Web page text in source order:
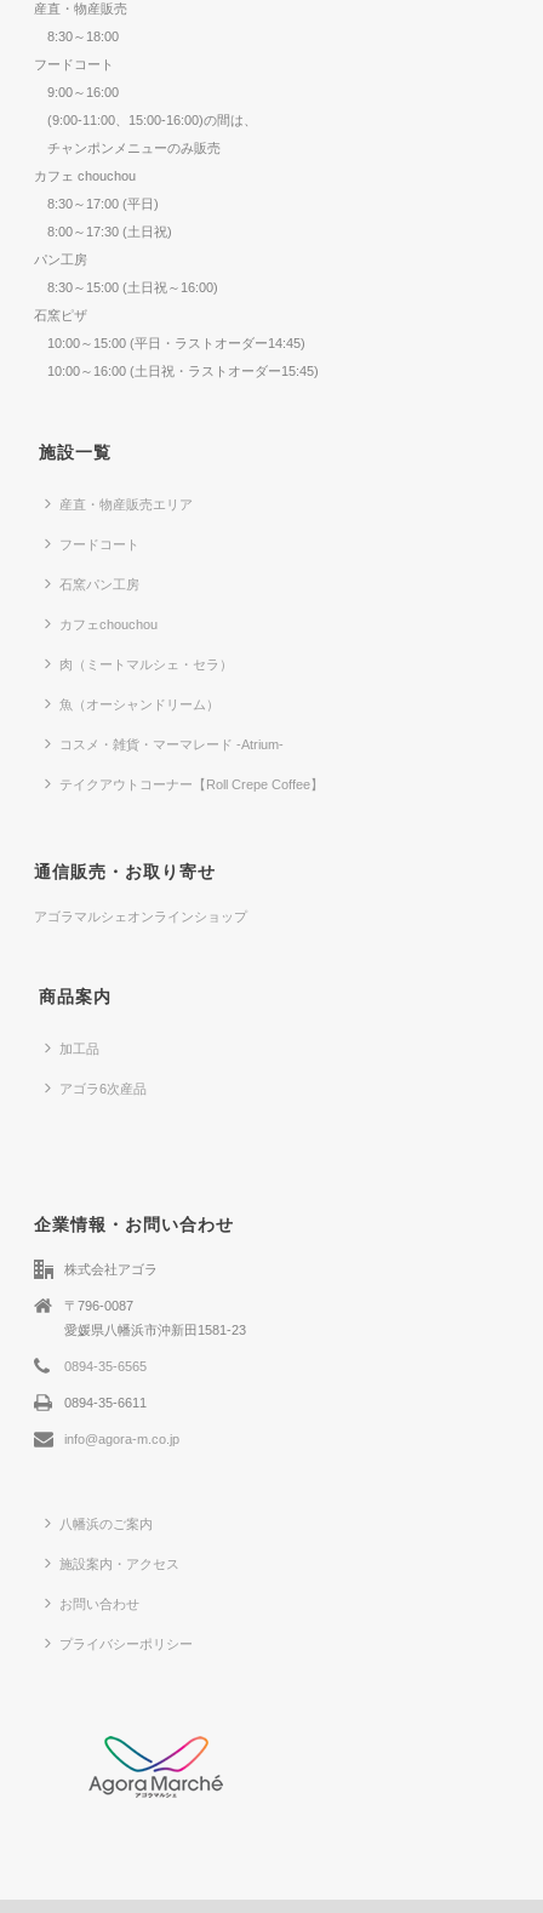
産直・物産販売
8:30～18:00
フードコート
9:00～16:00
(9:00-11:00、15:00-16:00)の間は、
チャンポンメニューのみ販売
カフェ chouchou
8:30～17:00 (平日)
8:00～17:30 (土日祝)
パン工房
8:30～15:00 (土日祝～16:00)
石窯ピザ
10:00～15:00 (平日・ラストオーダー14:45)
10:00～16:00 (土日祝・ラストオーダー15:45)
施設一覧
産直・物産販売エリア
フードコート
石窯パン工房
カフェchouchou
肉（ミートマルシェ・セラ）
魚（オーシャンドリーム）
コスメ・雑貨・マーマレード -Atrium-
テイクアウトコーナー【Roll Crepe Coffee】
通信販売・お取り寄せ
アゴラマルシェオンラインショップ
商品案内
加工品
アゴラ6次産品
企業情報・お問い合わせ
株式会社アゴラ
〒796-0087
愛媛県八幡浜市沖新田1581-23
0894-35-6565
0894-35-6611
info@agora-m.co.jp
八幡浜のご案内
施設案内・アクセス
お問い合わせ
プライバシーポリシー